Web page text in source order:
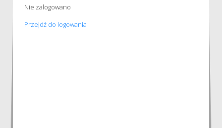
Nie zalogowano
Przejdź do logowania